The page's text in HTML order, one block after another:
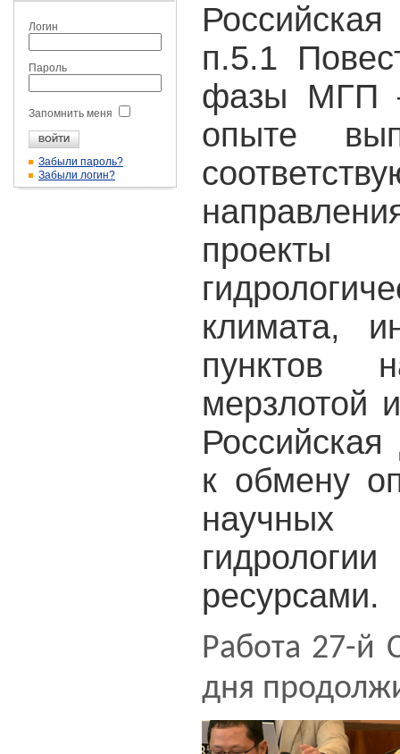
Логин
Пароль
Запомнить меня
Забыли пароль?
Забыли логин?
п.5.1
фазы МГП
опыте
климата,
пунктов
мерзлотой
к обмену
научных
ресурсами.
Работа 27-й
дня